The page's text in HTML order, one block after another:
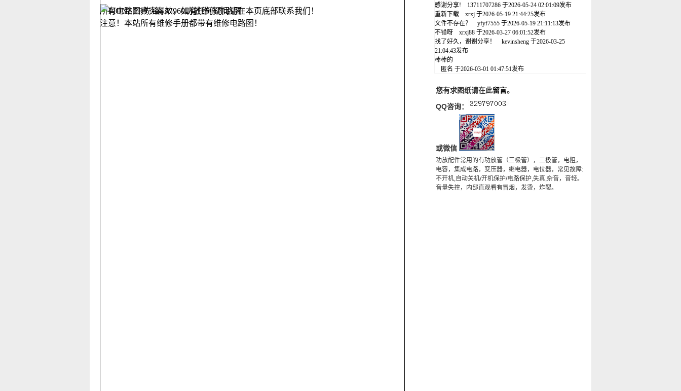
所有电路图真实有效，如有任何疑问请在本页底部联系我们！
注意！本站所有维修手册都带有维修电路图！
感谢分享!
13711707286 于2026-05-24 02:01:09发布
重新下载
xrxj 于2026-05-19 21:44:25发布
文件不存在？
yfyf7555 于2026-05-19 21:11:13发布
不错呀
xrxj88 于2026-03-27 06:01:52发布
找了好久，谢谢分享！
kevinsheng 于2026-03-25
21:04:43发布
棒棒的
匿名 于2026-03-01 01:47:51发布
您有求图纸请在此留言。
QQ咨询：
或微信
功放配件常用的有功放管（三极管），二极管，电阻，
电容，集成电路，变压器，继电器，电位器，常见故障:
不开机,自动关机/开机保护/电路保护,失真,杂音，音轻。
音量失控，内部直观看有冒烟，发烫，炸裂。